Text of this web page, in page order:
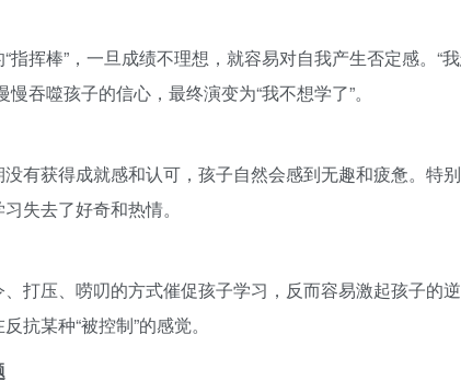
指挥棒”，一旦成绩不理想，就容易对自我产生否定感。“
吞噬孩子的信心，最终演变为“我不想学了”。
有获得成就感和认可，孩子自然会感到无趣和疲惫。特
失去了好奇和热情。
打压、唠叨的方式催促孩子学习，反而容易激起孩子的
抗某种“被控制”的感觉。